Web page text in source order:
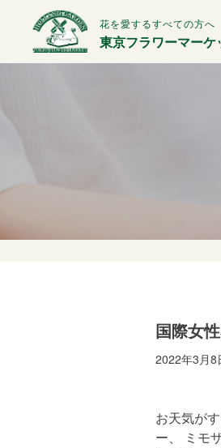
花を愛するすべての方へ
東京フラワーマーケ
国際女
2022年3月8
お天気が
ー、 ミモ